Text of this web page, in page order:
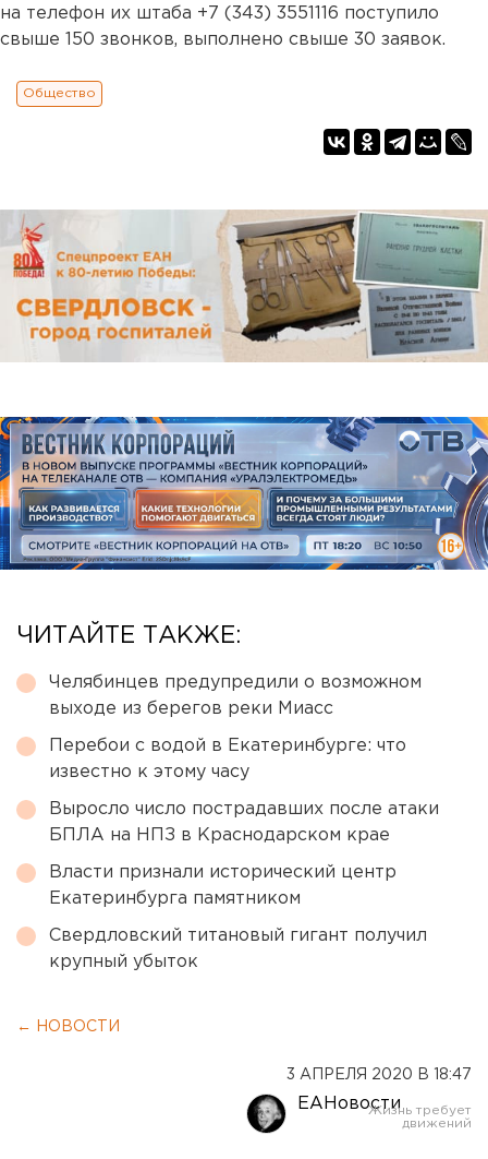
на телефон их штаба +7 (343) 3551116 поступило
свыше 150 звонков, выполнено свыше 30 заявок.
Общество
ЧИТАЙТЕ ТАКЖЕ:
Челябинцев предупредили о возможном
выходе из берегов реки Миасс
Перебои с водой в Екатеринбурге: что
известно к этому часу
Выросло число пострадавших после атаки
БПЛА на НПЗ в Краснодарском крае
Власти признали исторический центр
Екатеринбурга памятником
Свердловский титановый гигант получил
крупный убыток
← НОВОСТИ
3 АПРЕЛЯ 2020 В 18:47
ЕАНовости